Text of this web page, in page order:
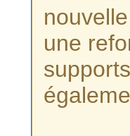
une